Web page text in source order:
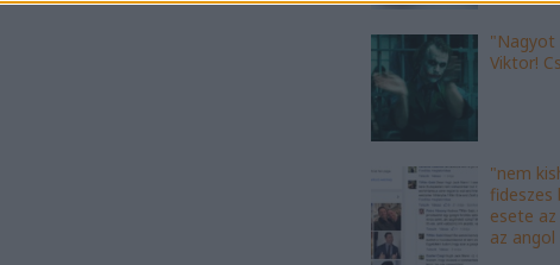
"Nagyot
Viktor!
"nem
fideszes
esete
az angol